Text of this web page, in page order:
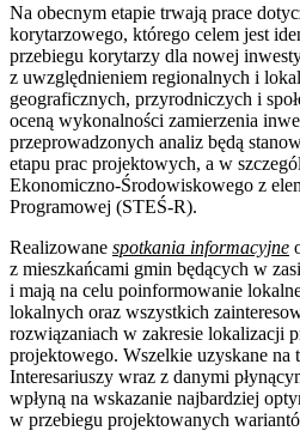
Na obecnym etapie trwają prace
korytarzowego, którego celem jest
przebiegu korytarzy dla nowej
z uwzględnieniem regionalnych i
geograficznych, przyrodniczych i
oceną wykonalności zamierzenia
przeprowadzonych analiz będą
etapu prac projektowych, a w
Ekonomiczno-Środowiskowego z
Programowej (STEŚ-R).
Realizowane spotkania informacyjne
z mieszkańcami gmin będących w
i mają na celu poinformowanie
lokalnych oraz wszystkich
rozwiązaniach w zakresie lokalizacji
projektowego. Wszelkie uzyskane na
Interesariuszy wraz z danymi
wpłyną na wskazanie najbardziej
w przebiegu projektowanych